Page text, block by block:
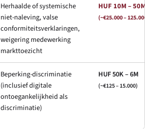
Herhaalde of systemische
niet-naleving, valse
conformiteitsverklaringen,
weigering medewerking
markttoezicht
HUF 10M –
(~€25.000 –
Beperking-discriminatie
(inclusief digitale
ontoegankelijkheid als
discriminatie)
HUF 50K – 6M
(~€125 – 15.000)